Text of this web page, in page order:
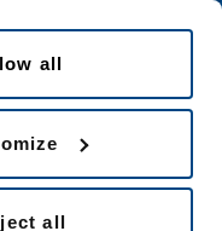
all
all
Contacto